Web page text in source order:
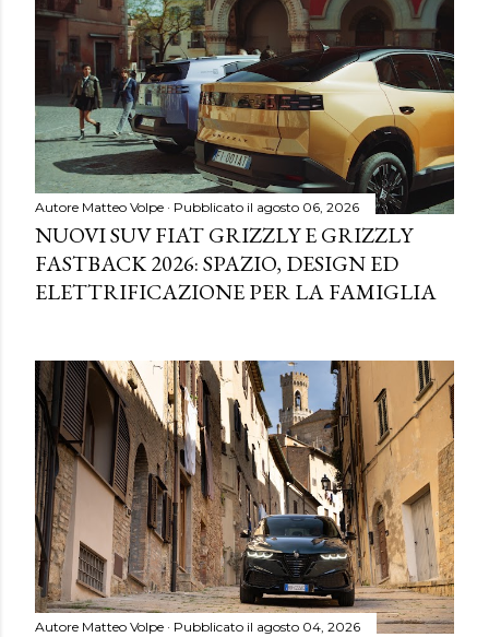
Autore Matteo Volpe Pubblicato il agosto 06, 2026
NUOVI SUV FIAT GRIZZLY E GRIZZLY
FASTBACK 2026: SPAZIO, DESIGN ED
ELETTRIFICAZIONE PER LA FAMIGLIA
Autore Matteo Volpe Pubblicato il agosto 04, 2026